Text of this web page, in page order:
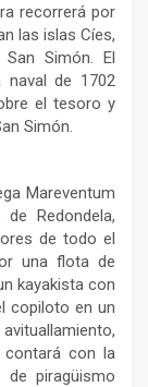
recorrerá por
las islas Cíes,
Simón. El
naval de 1702
el tesoro y
Simón.
Mareventum
Redondela,
de todo el
una flota de
kayakista con
copiloto en un
contará con la
piragüismo